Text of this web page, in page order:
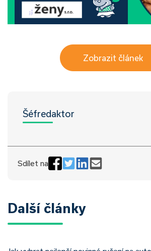
Zobrazit článek
Šéfredaktor
Sdílet na
Další články